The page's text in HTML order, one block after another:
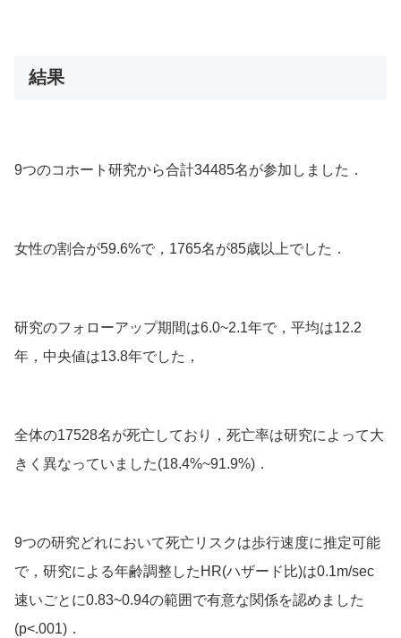
結果
9つのコホート研究から合計34485名が参加しました．
女性の割合が59.6%で，1765名が85歳以上でした．
研究のフォローアップ期間は6.0~2.1年で，平均は12.2
年，中央値は13.8年でした，
全体の17528名が死亡しており，死亡率は研究によって大
きく異なっていました(18.4%~91.9%)．
9つの研究どれにおいて死亡リスクは歩行速度に推定可能
で，研究による年齢調整した HR(ハザード比)は0.1m/sec
速いごとに0.83~0.94の範囲で有意な関係を認めました
(p<.001)．